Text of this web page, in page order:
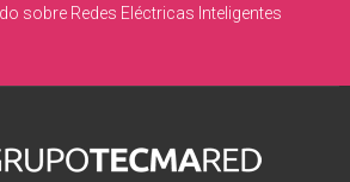
sobre Redes Eléctricas Inteligentes